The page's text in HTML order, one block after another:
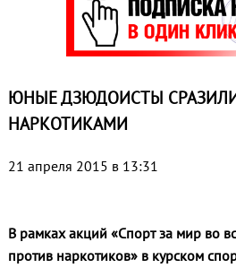
ЮНЫЕ ДЗЮДОИСТЫ
НАРКОТИКАМИ
21 апреля 2015 в 13:31
В рамках акций «Спорт за мир во
против наркотиков» в курском